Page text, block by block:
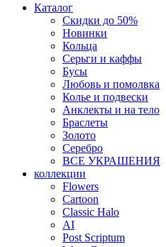
Каталог
Скидки до 50%
Новинки
Кольца
Серьги и каффы
Бусы
Любовь и помолвка
Колье и подвески
Анклекты и на тело
Браслеты
Золото
Серебро
ВСЕ УКРАШЕНИЯ
коллекции
Flowers
Cartoon
Classic Halo
AI
Post Scriptum